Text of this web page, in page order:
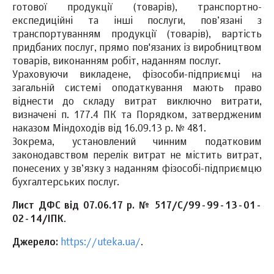
готової продукції (товарів), транспортно-
експедиційні та інші послуги, пов’язані з
транспортуванням продукції (товарів), вартість
придбаних послуг, прямо пов'язаних із виробництвом
товарів, виконанням робіт, наданням послуг.
Ураховуючи викладене, фізособи-підприємці на
загальній системі оподаткування мають право
віднести до складу витрат виключно витрати,
визначені п. 177.4 ПК та Порядком, затвердженим
наказом Міндоходів від 16.09.13 р. № 481.
Зокрема, установлений чинним податковим
законодавством перелік витрат не містить витрат,
понесених у зв’язку з наданням фізособі-підприємцю
бухгалтерських послуг.
Лист ДФС від 07.06.17 р. № 517/С/99-99-13-01-
02-14/ІПК.
Джерело: https://uteka.ua/.